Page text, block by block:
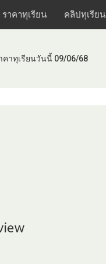
ราคาทุเรียน คลิปทุเรียน
คาทุเรียนวันนี้ 09/06/68